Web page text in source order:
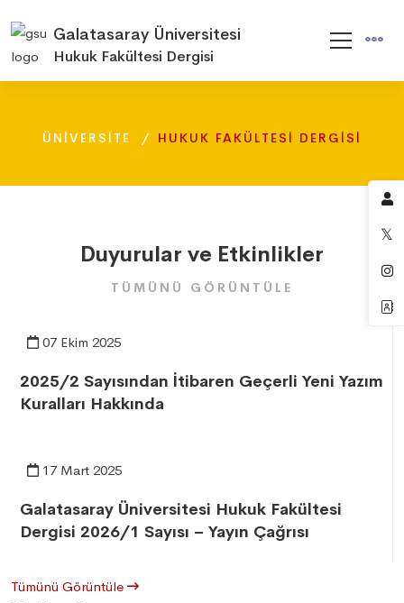
Galatasaray Üniversitesi
Hukuk Fakültesi Dergisi
ÜNIVERSITE HUKUK FAKÜLTESI DERGISI
Duyurular ve Etkinlikler
TÜMÜNÜ GÖRÜNTÜLE
07 Ekim 2025
2025/2 Sayısından İtibaren Geçerli Yeni Yazım
Kuralları Hakkında
17 Mart 2025
Galatasaray Üniversitesi Hukuk Fakültesi
Dergisi 2026/1 Sayısı – Yayın Çağrısı
Tümünü Görüntüle